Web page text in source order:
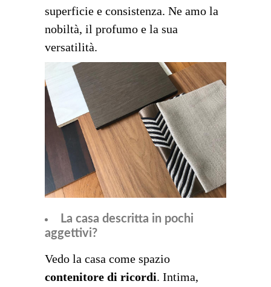
superficie e consistenza. Ne amo la
nobiltà, il profumo e la sua
versatilità.
La casa descritta in pochi
aggettivi?
Vedo la casa come spazio
contenitore di ricordi. Intima,